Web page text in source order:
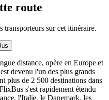
route
transporteurs sur cet itinéraire.
distance, opère en Europe et
devenu l'un des plus grands
plus de 2 500 destinations dans
s'est rapidement étendu
l'Italie, le Danemark, les